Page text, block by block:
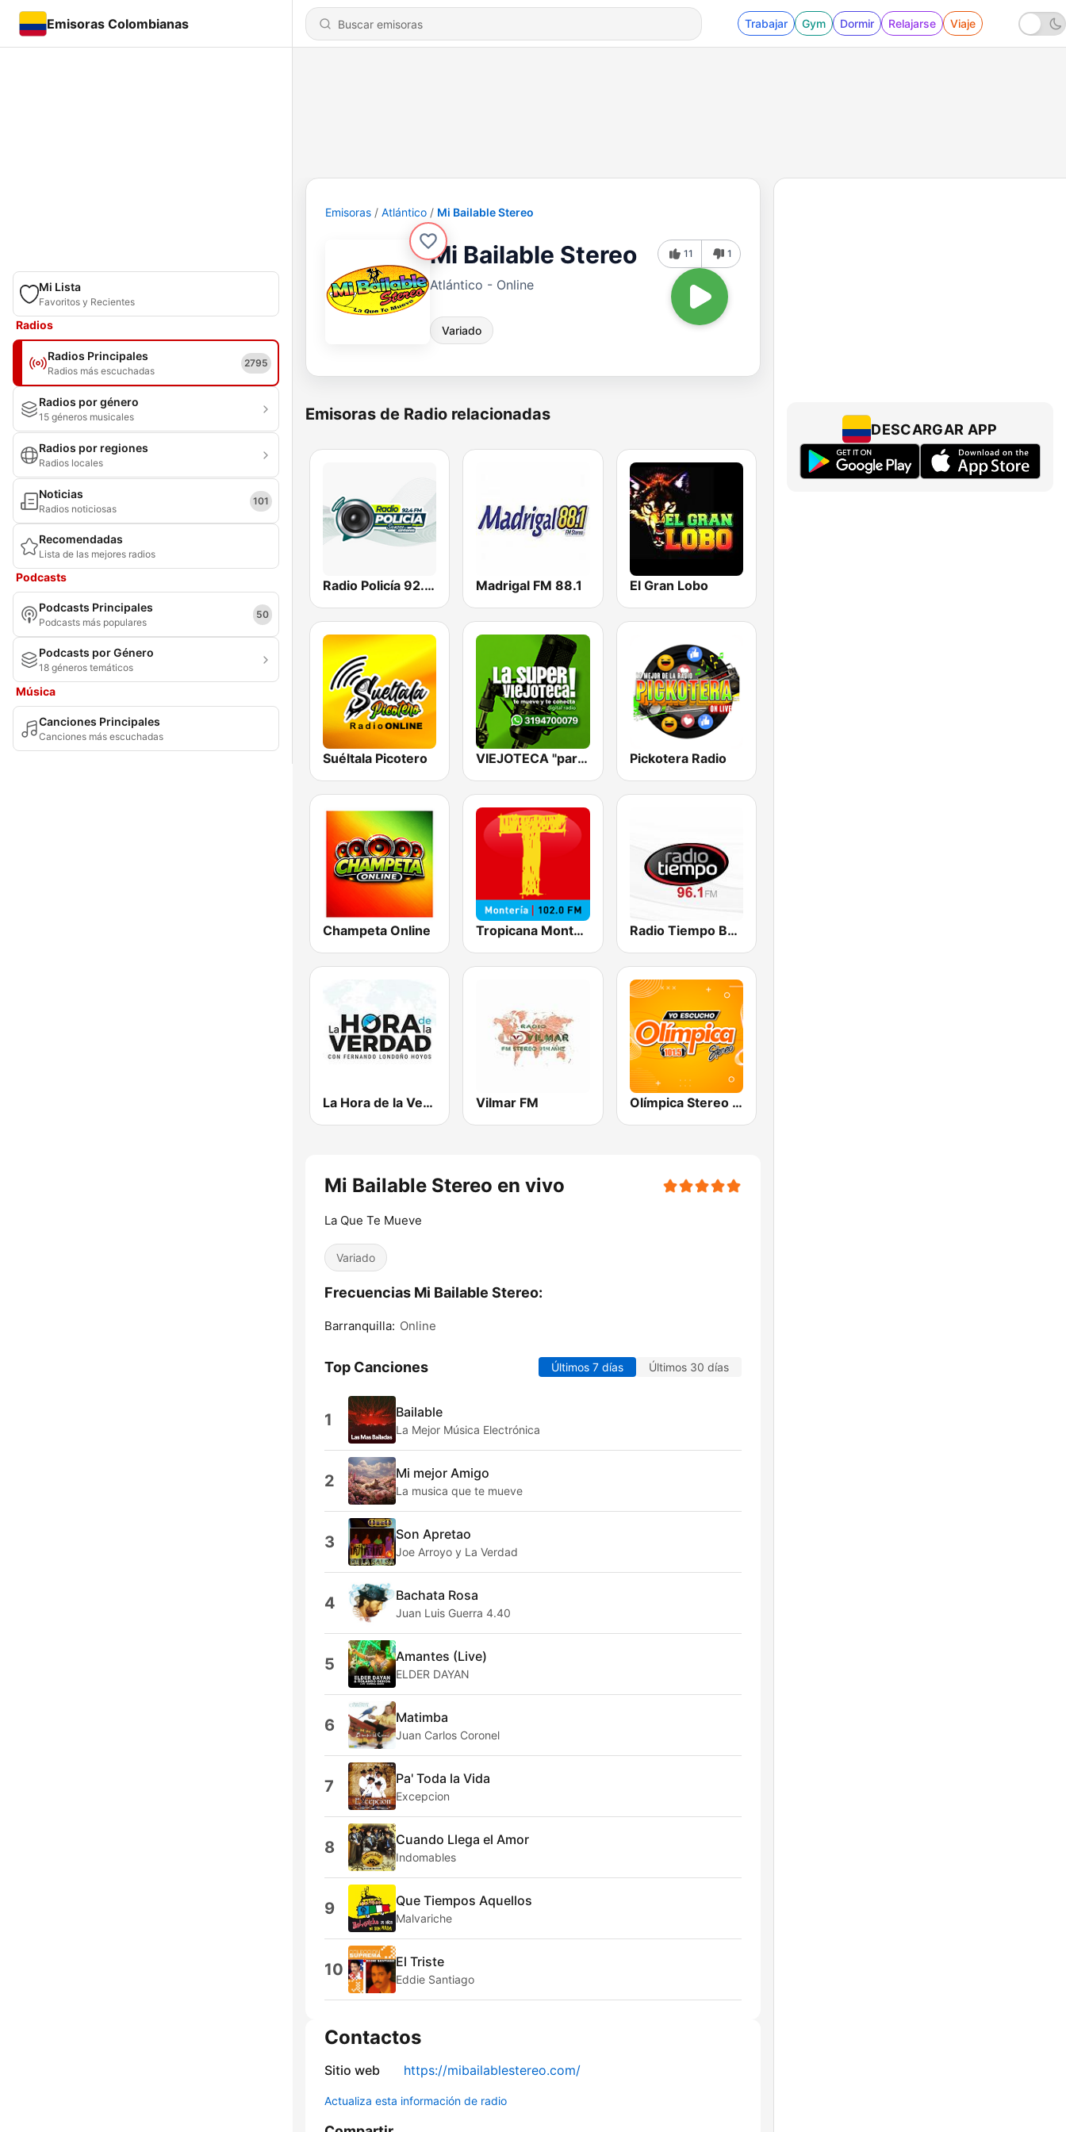
Emisoras Colombianas Trabajar Gym Dormir Relajarse Viaje
Mi Lista
Favoritos y Recientes
Radios
Radios Principales
Radios más escuchadas
2795
Radios por género
15 géneros musicales
Radios por regiones
Radios locales
Noticias
Radios noticiosas
101
Recomendadas
Lista de las mejores radios
Podcasts
Podcasts Principales
Podcasts más populares
50
Podcasts por Género
18 géneros temáticos
Música
Canciones Principales
Canciones más escuchadas
Emisoras Atlántico Mi Bailable Stereo
Mi Bailable Stereo
Atlántico - Online
Variado
11 1
Emisoras de Radio relacionadas
Radio Policía 92.4 FM Madrigal FM 88.1 El Gran Lobo
Suéltala Picotero VIEJOTECA "para Beber y Gozar" Pickotera Radio
Champeta Online Tropicana Montería Radio Tiempo Barranquilla
La Hora de la Verdad Vilmar FM Olímpica Stereo Sincelejo 101.5 FM
Mi Bailable Stereo en vivo
La Que Te Mueve
Variado
Frecuencias Mi Bailable Stereo:
Barranquilla: Online
Top Canciones Últimos 7 días Últimos 30 días
1 Bailable
La Mejor Música Electrónica
2 Mi mejor Amigo
La musica que te mueve
3 Son Apretao
Joe Arroyo y La Verdad
4 Bachata Rosa
Juan Luis Guerra 4.40
5 Amantes (Live)
ELDER DAYAN
6 Matimba
Juan Carlos Coronel
7 Pa' Toda la Vida
Excepcion
8 Cuando Llega el Amor
Indomables
9 Que Tiempos Aquellos
Malvariche
10 El Triste
Eddie Santiago
Contactos
Sitio web https://mibailablestereo.com/
Actualiza esta información de radio
DESCARGAR APP